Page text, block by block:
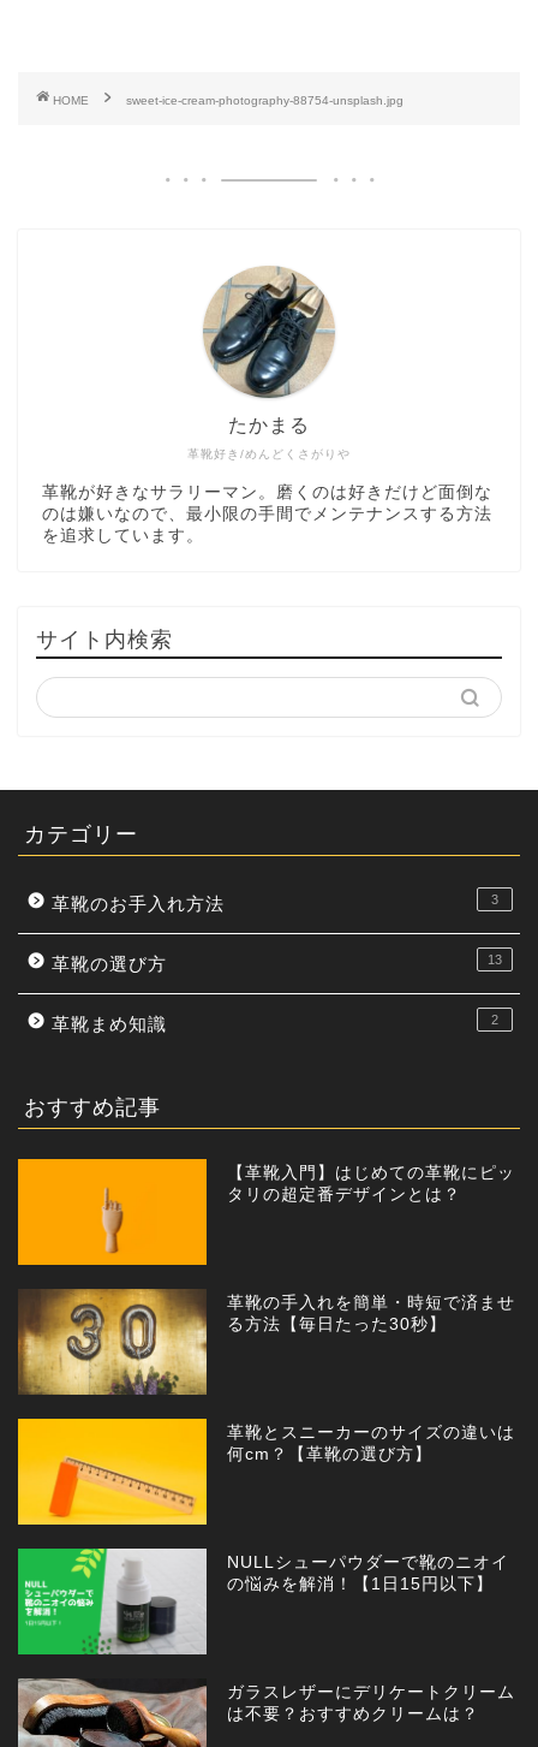
HOME sweet-ice-cream-photography-88754-unsplash.jpg
革靴好き/めんどくさがりや
たかまる
革靴が好きなサラリーマン。磨くのは好きだけど面倒な
のは嫌いなので、最小限の手間でメンテナンスする方法
を追求しています。
サイト内検索
カテゴリー
革靴のお手入れ方法 3
革靴の選び方 13
革靴まめ知識 2
おすすめ記事
【革靴入門】はじめての革靴にピッ
タリの超定番デザインとは？
革靴の手入れを簡単・時短で済ませ
る方法【毎日たった30秒】
革靴とスニーカーのサイズの違いは
何cm？【革靴の選び方】
NULLシューパウダーで靴のニオイ
の悩みを解消！【1日15円以下】
ガラスレザーにデリケートクリーム
は不要？おすすめクリームは？